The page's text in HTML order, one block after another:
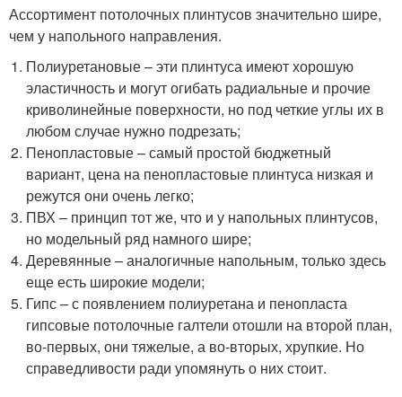
Ассортимент потолочных плинтусов значительно шире,
чем у напольного направления.
Полиуретановые – эти плинтуса имеют хорошую
эластичность и могут огибать радиальные и прочие
криволинейные поверхности, но под четкие углы их в
любом случае нужно подрезать;
Пенопластовые – самый простой бюджетный
вариант, цена на пенопластовые плинтуса низкая и
режутся они очень легко;
ПВХ – принцип тот же, что и у напольных плинтусов,
но модельный ряд намного шире;
Деревянные – аналогичные напольным, только здесь
еще есть широкие модели;
Гипс – с появлением полиуретана и пенопласта
гипсовые потолочные галтели отошли на второй план,
во-первых, они тяжелые, а во-вторых, хрупкие. Но
справедливости ради упомянуть о них стоит.